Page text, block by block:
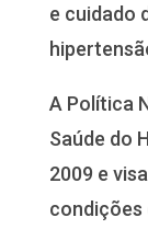
e cuidado
A Política
Saúde do
2009 e
condições